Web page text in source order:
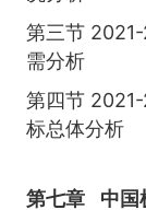
第三节
需分析
第四节
标总体分析
第七章 中国